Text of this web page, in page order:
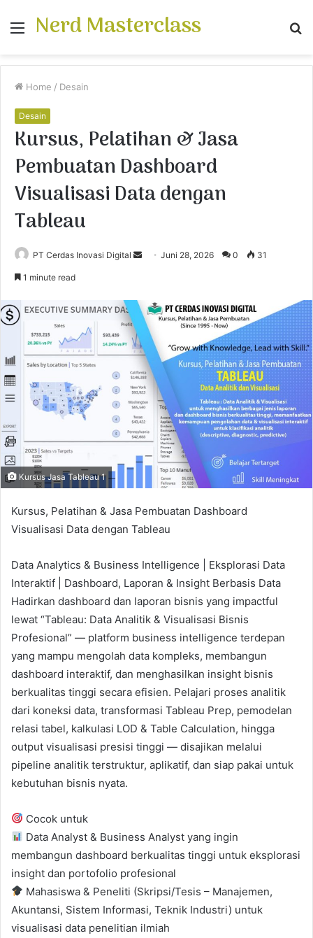
Menu
Nerd Masterclass
Home / Desain
Desain
Kursus, Pelatihan & Jasa
Pembuatan Dashboard
Visualisasi Data dengan
Tableau
PT Cerdas Inovasi Digital
a
e
m
a
i
l
Juni 28, 2026 0 31
1 minute read
Kursus Jasa Tableau 1
Kursus, Pelatihan & Jasa Pembuatan Dashboard
Visualisasi Data dengan Tableau
Data Analytics & Business Intelligence | Eksplorasi Data
Interaktif | Dashboard, Laporan & Insight Berbasis Data
Hadirkan dashboard dan laporan bisnis yang impactful
lewat “Tableau: Data Analitik & Visualisasi Bisnis
Profesional” — platform business intelligence terdepan
yang mampu mengolah data kompleks, membangun
dashboard interaktif, dan menghasilkan insight bisnis
berkualitas tinggi secara efisien. Pelajari proses analitik
dari koneksi data, transformasi Tableau Prep, pemodelan
relasi tabel, kalkulasi LOD & Table Calculation, hingga
output visualisasi presisi tinggi — disajikan melalui
pipeline analitik terstruktur, aplikatif, dan siap pakai untuk
kebutuhan bisnis nyata.
Cocok untuk
Data Analyst & Business Analyst yang ingin
membangun dashboard berkualitas tinggi untuk eksplorasi
insight dan portofolio profesional
Mahasiswa & Peneliti (Skripsi/Tesis – Manajemen,
Akuntansi, Sistem Informasi, Teknik Industri) untuk
visualisasi data penelitian ilmiah